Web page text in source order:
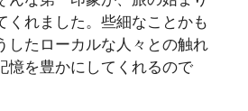
くれました。些細なことかも
したローカルな人々との触れ
憶を豊かにしてくれるので